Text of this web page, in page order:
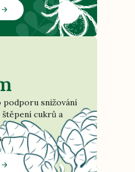
podporu snižování
štěpení cukrů a